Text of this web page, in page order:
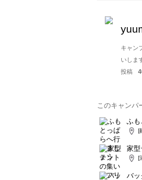
キャン
いしま
投稿
このキャンパ
ふも
[
家型
[
バッ